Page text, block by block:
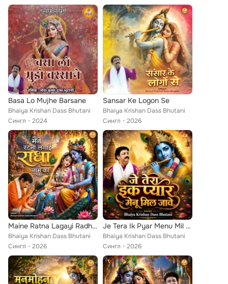
Basa Lo Mujhe Barsane
Bhaiya Krishan Dass Bhutani
Сингл
2024
Sansar Ke Logon Se
Bhaiya Krishan Dass Bhutani
Сингл
2026
Maine Ratna Lagayi Radha Naam Ki
Bhaiya Krishan Dass Bhutani
Сингл
2026
Je Tera Ik Pyar Menu Mil Jaave
Bhaiya Krishan Dass Bhutani
Сингл
2026